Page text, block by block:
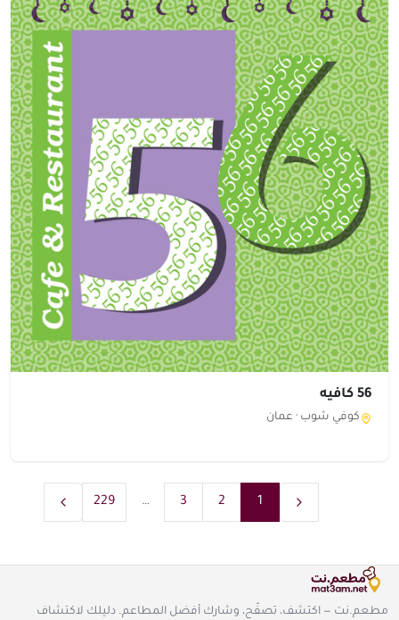
56 كافيه
كوفي شوب · عمان
1
2
3
…
229
مطعم.نت — اكتشف، تصفّح، وشارك أفضل المطاعم. دليلك لاكتشاف